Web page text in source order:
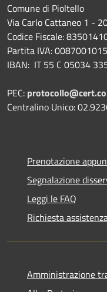
Comune di Pioltello
Via Carlo Cattaneo 1 -
Codice Fiscale:
Partita IVA:
IBAN: IT 55 C 05034
PEC:
Centralino Unico:
Prenotazione
Segnalazione
Leggi le FAQ
Richiesta
Amministrazione